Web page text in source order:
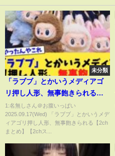
未分類
「ラブブ」とかいうメディアゴ
リ押し人形、無事飽きられる
【2chまとめ】【2chスレ】
【5chスレ】
1:名無しさん＠お腹いっぱい
2025.09.17(Wed) 「ラブブ」とかいうメデ
ィアゴリ押し人形、無事飽きられる【2ch
まとめ】【2chス...